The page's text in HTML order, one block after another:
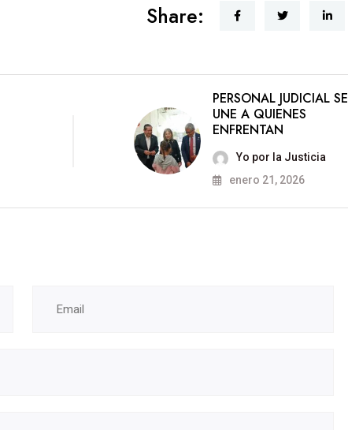
Share:
PERSONAL JUDICIAL SE
UNE A QUIENES
ENFRENTAN
Yo por la Justicia
enero 21, 2026